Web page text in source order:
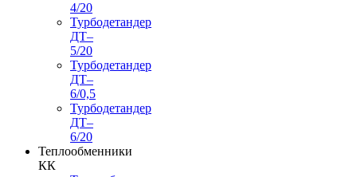
4/20
Турбодетандер
ДТ–
5/20
Турбодетандер
ДТ–
6/0,5
Турбодетандер
ДТ–
6/20
Теплообменники
КК